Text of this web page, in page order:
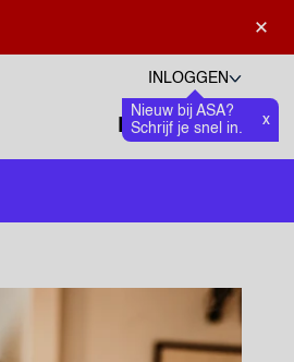
×
INLOGGEN
Nieuw bij ASA?
Schrijf je snel in.
x
Talen
Zoeken openen
0